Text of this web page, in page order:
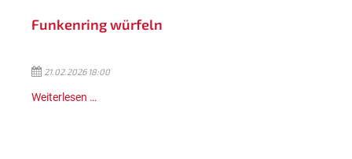
Funkenring würfeln
21.02.2026 18:00
Weiterlesen …